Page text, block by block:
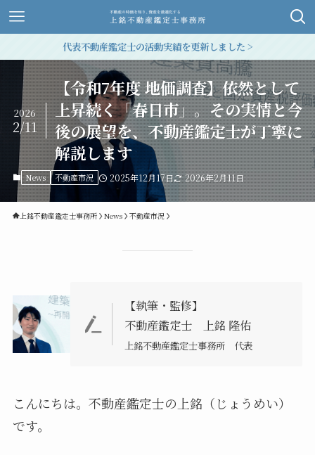
代表不動産鑑定士の活動実績を更新しました >
【令和7年度 地価調査】依然として
上昇続く「春日市」。その実情と今
後の展望を、不動産鑑定士が丁寧に
解説します
2026
2/11
News 不動産市況 2025年12月17日 2026年2月11日
上銘不動産鑑定士事務所 News 不動産市況
【執筆・監修】
不動産鑑定士 上銘 隆佑
上銘不動産鑑定士事務所 代表
こんにちは。不動産鑑定士の上銘（じょうめい）
です。